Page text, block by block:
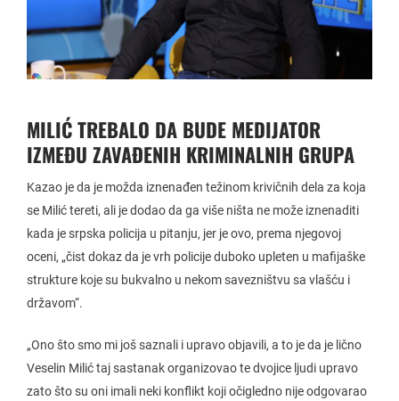
MILIĆ TREBALO DA BUDE MEDIJATOR
IZMEĐU ZAVAĐENIH KRIMINALNIH GRUPA
Kazao je da je možda iznenađen težinom krivičnih dela za koja
se Milić tereti, ali je dodao da ga više ništa ne može iznenaditi
kada je srpska policija u pitanju, jer je ovo, prema njegovoj
oceni, „čist dokaz da je vrh policije duboko upleten u mafijaške
strukture koje su bukvalno u nekom savezništvu sa vlašću i
državom“.
„Ono što smo mi još saznali i upravo objavili, a to je da je lično
Veselin Milić taj sastanak organizovao te dvojice ljudi upravo
zato što su oni imali neki konflikt koji očigledno nije odgovarao